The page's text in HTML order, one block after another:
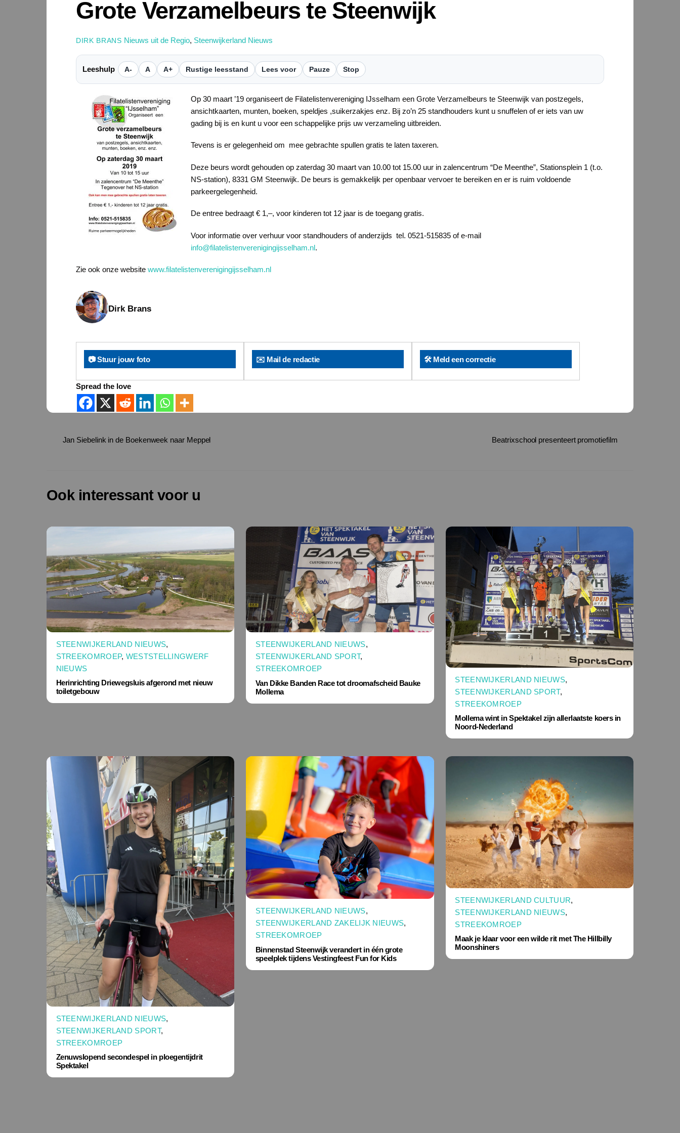
Grote Verzamelbeurs te Steenwijk
DIRK BRANS Nieuws uit de Regio, Steenwijkerland Nieuws
Leeshulp A- A A+ Rustige leesstand Lees voor Pauze Stop
Op 30 maart ’19 organiseert de Filatelistenvereniging IJsselham een Grote Verzamelbeurs te Steenwijk van postzegels,
ansichtkaarten, munten, boeken, speldjes ,suikerzakjes enz. Bij zo’n 25 standhouders kunt u snuffelen of er iets van uw
gading bij is en kunt u voor een schappelijke prijs uw verzameling uitbreiden.
Tevens is er gelegenheid om mee gebrachte spullen gratis te laten taxeren.
Deze beurs wordt gehouden op zaterdag 30 maart van 10.00 tot 15.00 uur in zalencentrum “De Meenthe”, Stationsplein 1 (t.o.
NS-station), 8331 GM Steenwijk. De beurs is gemakkelijk per openbaar vervoer te bereiken en er is ruim voldoende
parkeergelegenheid.
De entree bedraagt € 1,–, voor kinderen tot 12 jaar is de toegang gratis.
Voor informatie over verhuur voor standhouders of anderzijds tel. 0521-515835 of e-mail
info@filatelistenverenigingijsselham.nl.
Zie ook onze website www.filatelistenverenigingijsselham.nl
Dirk Brans
📷 Stuur jouw foto ✉️ Mail de redactie 🛠️ Meld een correctie
Spread the love
Jan Siebelink in de Boekenweek naar Meppel Beatrixschool presenteert promotiefilm
Ook interessant voor u
STEENWIJKERLAND NIEUWS,
STREEKOMROEP, WESTSTELLINGWERF
NIEUWS
Herinrichting Driewegsluis afgerond met nieuw
toiletgebouw
STEENWIJKERLAND NIEUWS,
STEENWIJKERLAND SPORT,
STREEKOMROEP
Van Dikke Banden Race tot droomafscheid Bauke
Mollema
STEENWIJKERLAND NIEUWS,
STEENWIJKERLAND SPORT,
STREEKOMROEP
Mollema wint in Spektakel zijn allerlaatste koers in
Noord-Nederland
STEENWIJKERLAND NIEUWS,
STEENWIJKERLAND SPORT,
STREEKOMROEP
Zenuwslopend secondespel in ploegentijdrit
Spektakel
STEENWIJKERLAND NIEUWS,
STEENWIJKERLAND ZAKELIJK NIEUWS,
STREEKOMROEP
Binnenstad Steenwijk verandert in één grote
speelplek tijdens Vestingfeest Fun for Kids
STEENWIJKERLAND CULTUUR,
STEENWIJKERLAND NIEUWS,
STREEKOMROEP
Maak je klaar voor een wilde rit met The Hillbilly
Moonshiners